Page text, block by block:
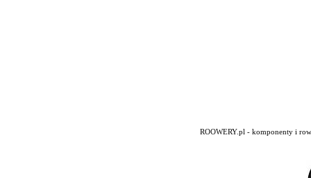
ROOWERY.pl - komponenty i